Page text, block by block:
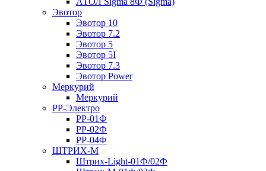
Эвотор
Эвотор 10
Эвотор 7.2
Эвотор 5
Эвотор 5I
Эвотор 7.3
Эвотор Power
Меркурий
Меркурий
РР-Электро
РР-01Ф
РР-02Ф
РР-04Ф
ШТРИХ-М
Штрих-Light-01Ф/02Ф